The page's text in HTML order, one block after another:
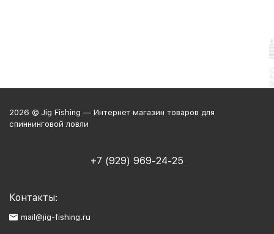
2026 © Jig Fishing — Интернет магазин товаров для
спиннинговой ловли
+7 (929) 969-24-25
Контакты:
mail@jig-fishing.ru